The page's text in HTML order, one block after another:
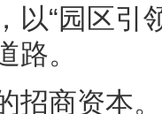
以“园区引
路。
招商资本